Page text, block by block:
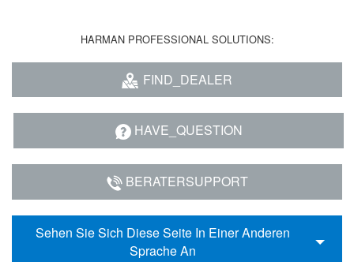
HARMAN PROFESSIONAL SOLUTIONS:
FIND_DEALER
HAVE_QUESTION
BERATERSUPPORT
Sehen Sie Sich Diese Seite In Einer Anderen
Sprache An